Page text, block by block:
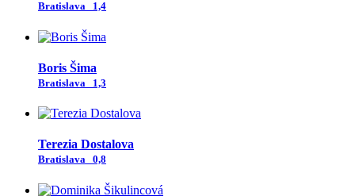
Bratislava 1,4
Boris Šima
Bratislava 1,3
Terezia Dostalova
Bratislava 0,8